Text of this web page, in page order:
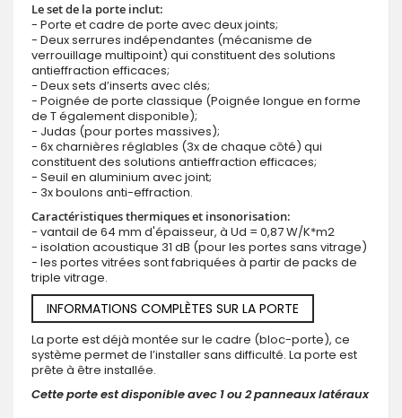
Le set de la porte inclut:
- Porte et cadre de porte avec deux joints;
- Deux serrures indépendantes (mécanisme de
verrouillage multipoint) qui constituent des solutions
antieffraction efficaces;
- Deux sets d’inserts avec clés;
- Poignée de porte classique (Poignée longue en forme
de T également disponible);
- Judas (pour portes massives);
- 6x charnières réglables (3x de chaque côté) qui
constituent des solutions antieffraction efficaces;
- Seuil en aluminium avec joint;
- 3x boulons anti-effraction.
Caractéristiques thermiques et insonorisation:
- vantail de 64 mm d'épaisseur, à Ud = 0,87 W/K*m2
- isolation acoustique 31 dB (pour les portes sans vitrage)
- les portes vitrées sont fabriquées à partir de packs de
triple vitrage.
INFORMATIONS COMPLÈTES SUR LA PORTE
La porte est déjà montée sur le cadre (bloc-porte), ce
système permet de l’installer sans difficulté. La porte est
prête à être installée.
Cette porte est disponible avec 1 ou 2 panneaux latéraux